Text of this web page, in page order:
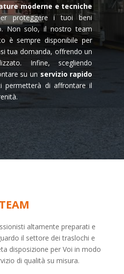
moderne e tecniche
proteggere i tuoi beni
Non solo, il nostro team
è sempre disponibile per
tua domanda, offrendo un
Infine, scegliendo
su un servizio rapido
permetterà di affrontare il
TEAM
altamente preparati e
il settore deitraslochi e
disposizione per Voi in modo
di qualità su misura.